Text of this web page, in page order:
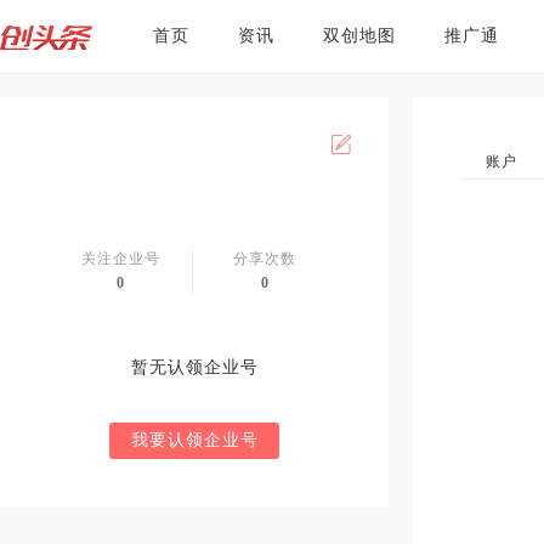
首页 资讯 双创地图 推广通
关注企业号
0
分享次数
0
暂无认领企业号
我要认领企业号
账户